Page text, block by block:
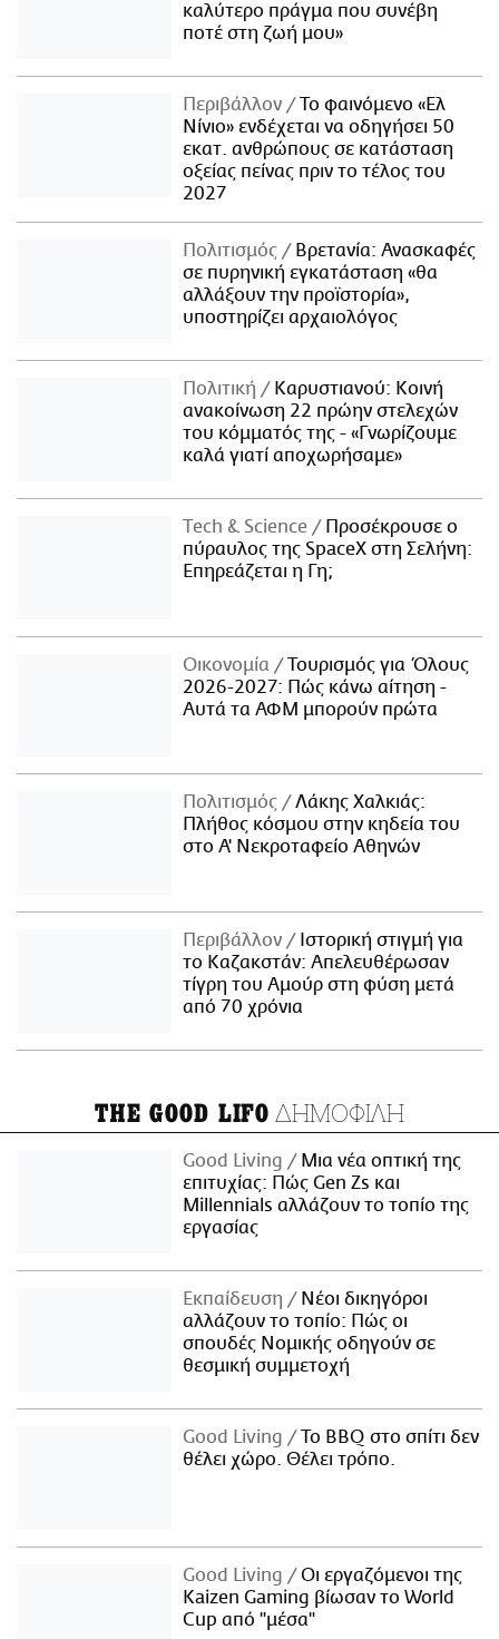
καλύτερο πράγμα που συνέβη
ποτέ στη ζωή μου»
Περιβάλλον
Το φαινόμενο «Ελ
Νίνιο» ενδέχεται να οδηγήσει 50
εκατ. ανθρώπους σε κατάσταση
οξείας πείνας πριν το τέλος του
2027
Πολιτισμός
Βρετανία: Ανασκαφές
σε πυρηνική εγκατάσταση «θα
αλλάξουν την προϊστορία»,
υποστηρίζει αρχαιολόγος
Πολιτική
Καρυστιανού: Κοινή
ανακοίνωση 22 πρώην στελεχών
του κόμματός της - «Γνωρίζουμε
καλά γιατί αποχωρήσαμε»
Τech & Science
Προσέκρουσε ο
πύραυλος της SpaceX στη Σελήνη:
Επηρεάζεται η Γη;
Οικονομία
Τουρισμός για Όλους
2026-2027: Πώς κάνω αίτηση -
Αυτά τα ΑΦΜ μπορούν πρώτα
Πολιτισμός
Λάκης Χαλκιάς:
Πλήθος κόσμου στην κηδεία του
στο Α' Νεκροταφείο Αθηνών
Περιβάλλον
Ιστορική στιγμή για
το Καζακστάν: Απελευθέρωσαν
τίγρη του Αμούρ στη φύση μετά
από 70 χρόνια
THE GOOD LIFO ΔΗΜΟΦΙΛΗ
Good Living
Μια νέα οπτική της
επιτυχίας: Πώς Gen Zs και
Millennials αλλάζουν το τοπίο της
εργασίας
Εκπαίδευση
Νέοι δικηγόροι
αλλάζουν το τοπίο: Πώς οι
σπουδές Νομικής οδηγούν σε
θεσμική συμμετοχή
Good Living
Το BBQ στο σπίτι δεν
θέλει χώρο. Θέλει τρόπο.
Good Living
Οι εργαζόμενοι της
Kaizen Gaming βίωσαν το World
Cup από "μέσα"